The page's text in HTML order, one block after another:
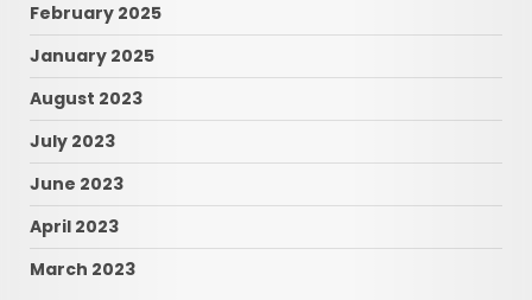
February 2025
January 2025
August 2023
July 2023
June 2023
April 2023
March 2023